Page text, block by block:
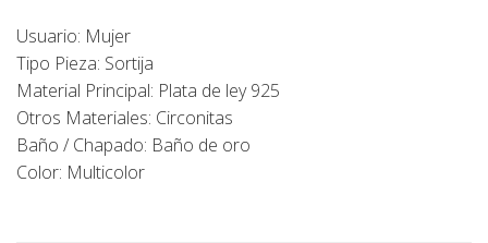
Usuario: Mujer
Tipo Pieza: Sortija
Material Principal: Plata de ley 925
Otros Materiales: Circonitas
Baño / Chapado: Baño de oro
Color: Multicolor